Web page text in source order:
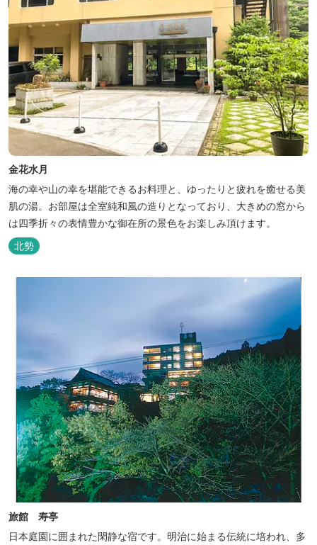
金花水月
海の幸や山の幸を堪能できるお料理と、ゆったりと疲れを癒せる美
肌の湯。お部屋は全室純和風の造りとなっており、大きめの窓から
は四季折々の表情豊かな御在所の景色をお楽しみ頂けます。
北勢
旅館 寿亭
日本庭園に囲まれた閑静な宿です。明治に始まる伝統に培われ、多